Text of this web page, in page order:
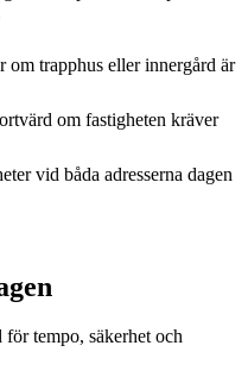
om trapphus eller innergård är
om fastigheten kräver
vid båda adresserna dagen
tempo, säkerhet och